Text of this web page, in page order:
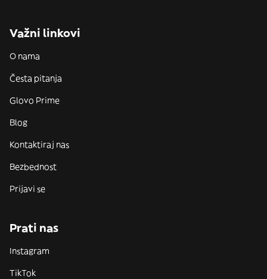
Važni linkovi
O nama
Česta pitanja
Glovo Prime
Blog
Kontaktiraj nas
Bezbednost
Prijavi se
Prati nas
Instagram
TikTok